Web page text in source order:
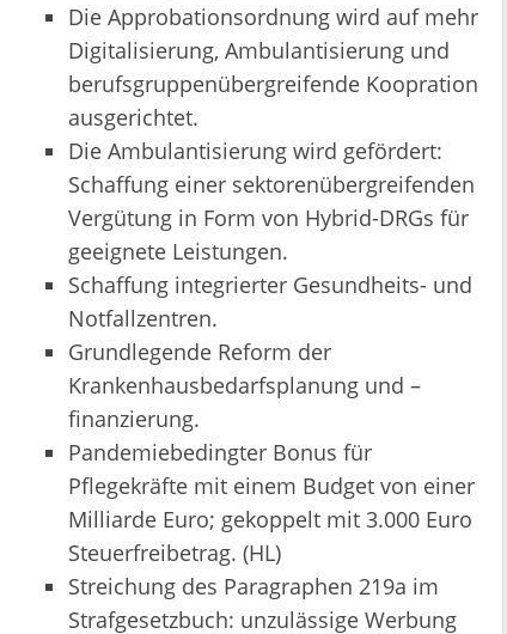
Die Approbationsordnung wird auf mehr
Digitalisierung, Ambulantisierung und
berufsgruppenübergreifende Koopration
ausgerichtet.
Die Ambulantisierung wird gefördert:
Schaffung einer sektorenübergreifenden
Vergütung in Form von Hybrid-DRGs für
geeignete Leistungen.
Schaffung integrierter Gesundheits- und
Notfallzentren.
Grundlegende Reform der
Krankenhausbedarfsplanung und –
finanzierung.
Pandemiebedingter Bonus für
Pflegekräfte mit einem Budget von einer
Milliarde Euro; gekoppelt mit 3.000 Euro
Steuerfreibetrag. (HL)
Streichung des Paragraphen 219a im
Strafgesetzbuch: unzulässige Werbung